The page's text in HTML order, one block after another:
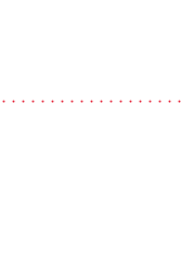
・・・・・・・・・・・・・・